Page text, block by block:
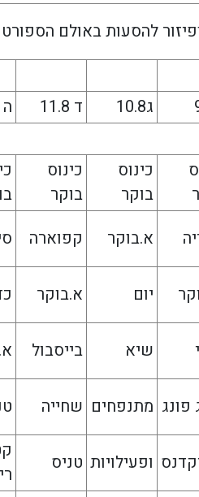
להסעות באולם הספורט
ג10.8 ד 11.8
ה 12.8
כינוס
בוקר
כינוס
בוקר
א.בוקר קפוארה
יום א.בוקר
שיא בייסבול
פונג מתנפחים שחייה
ופעילויות טניס